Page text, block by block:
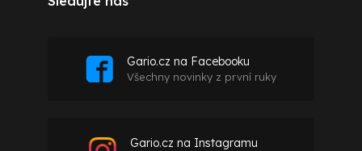
Gario.cz na Facebooku
Všechny novinky z první ruky
Gario.cz na Instagramu